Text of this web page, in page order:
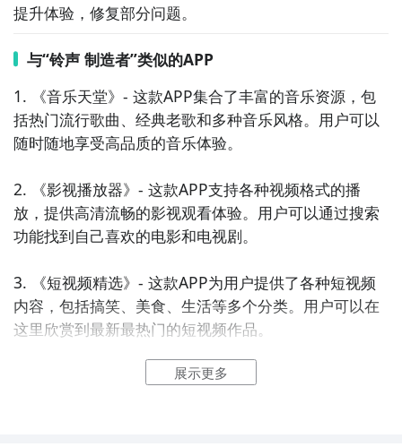
提升体验，修复部分问题。
与“铃声 制造者”类似的APP
1. 《音乐天堂》- 这款APP集合了丰富的音乐资源，包
括热门流行歌曲、经典老歌和多种音乐风格。用户可以
随时随地享受高品质的音乐体验。
2. 《影视播放器》- 这款APP支持各种视频格式的播
放，提供高清流畅的影视观看体验。用户可以通过搜索
功能找到自己喜欢的电影和电视剧。
3. 《短视频精选》- 这款APP为用户提供了各种短视频
内容，包括搞笑、美食、生活等多个分类。用户可以在
这里欣赏到最新最热门的短视频作品。
4. 《音乐推荐》- 这款APP通过智能算法分析用户的音
展示更多